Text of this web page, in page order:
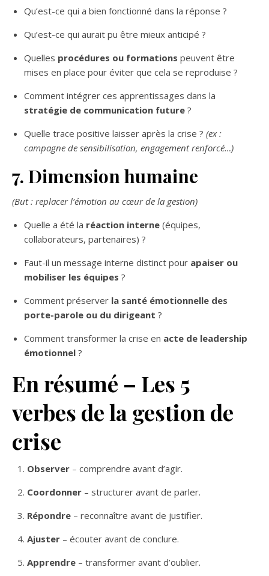
Qu’est-ce qui a bien fonctionné dans la réponse ?
Qu’est-ce qui aurait pu être mieux anticipé ?
Quelles procédures ou formations peuvent être
mises en place pour éviter que cela se reproduise ?
Comment intégrer ces apprentissages dans la
stratégie de communication future ?
Quelle trace positive laisser après la crise ? (ex :
campagne de sensibilisation, engagement renforcé…)
7. Dimension humaine
(But : replacer l’émotion au cœur de la gestion)
Quelle a été la réaction interne (équipes,
collaborateurs, partenaires) ?
Faut-il un message interne distinct pour apaiser ou
mobiliser les équipes ?
Comment préserver la santé émotionnelle des
porte-parole ou du dirigeant ?
Comment transformer la crise en acte de leadership
émotionnel ?
En résumé – Les 5
verbes de la gestion de
crise
Observer – comprendre avant d’agir.
Coordonner – structurer avant de parler.
Répondre – reconnaître avant de justifier.
Ajuster – écouter avant de conclure.
Apprendre – transformer avant d’oublier.